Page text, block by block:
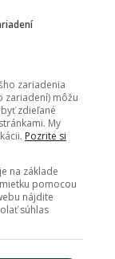
zariadenia
zariadení) môžu
zdieľané
My
Pozrite si
na základe
pomocou
nájdite
súhlas